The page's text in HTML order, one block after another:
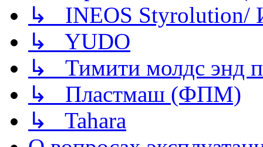
↳ INEOS
↳ YUDO
↳ Тимити молдс энд
↳ Пластмаш (ФПМ)
↳ Tahara